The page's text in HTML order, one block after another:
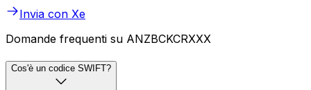
Invia con Xe
Domande frequenti su ANZBCKCRXXX
Cos'è un codice SWIFT?